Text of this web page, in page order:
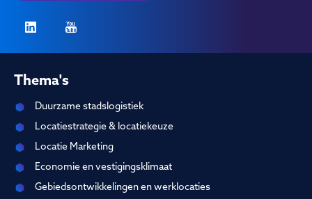
Thema's
Duurzame stadslogistiek
Locatiestrategie & locatiekeuze
Locatie Marketing
Economie en vestigingsklimaat
Gebiedsontwikkelingen en werklocaties